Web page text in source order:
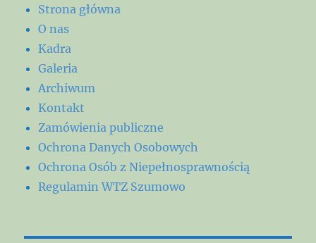
Strona główna
O nas
Kadra
Galeria
Archiwum
Kontakt
Zamówienia publiczne
Ochrona Danych Osobowych
Ochrona Osób z Niepełnosprawnością
Regulamin WTZ Szumowo